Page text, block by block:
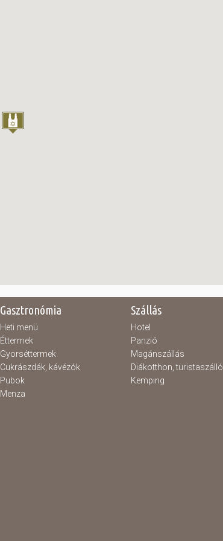
Gasztronómia
Heti menü
Éttermek
Gyorséttermek
Cukrászdák, kávézók
Pubok
Menza
Szállás
Hotel
Panzió
Magánszállás
Diákotthon, turistaszálló
Kemping